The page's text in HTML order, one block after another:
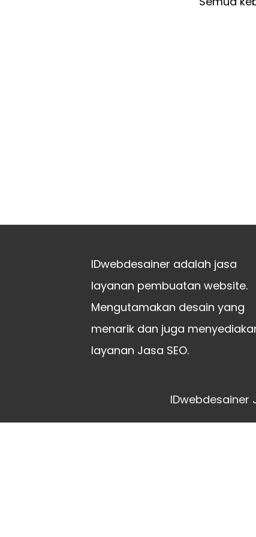
IDwebdesainer adalah jasa
layanan pembuatan website.
Mengutamakan desain yang
menarik dan juga
layanan Jasa SEO.
IDwebdesainer